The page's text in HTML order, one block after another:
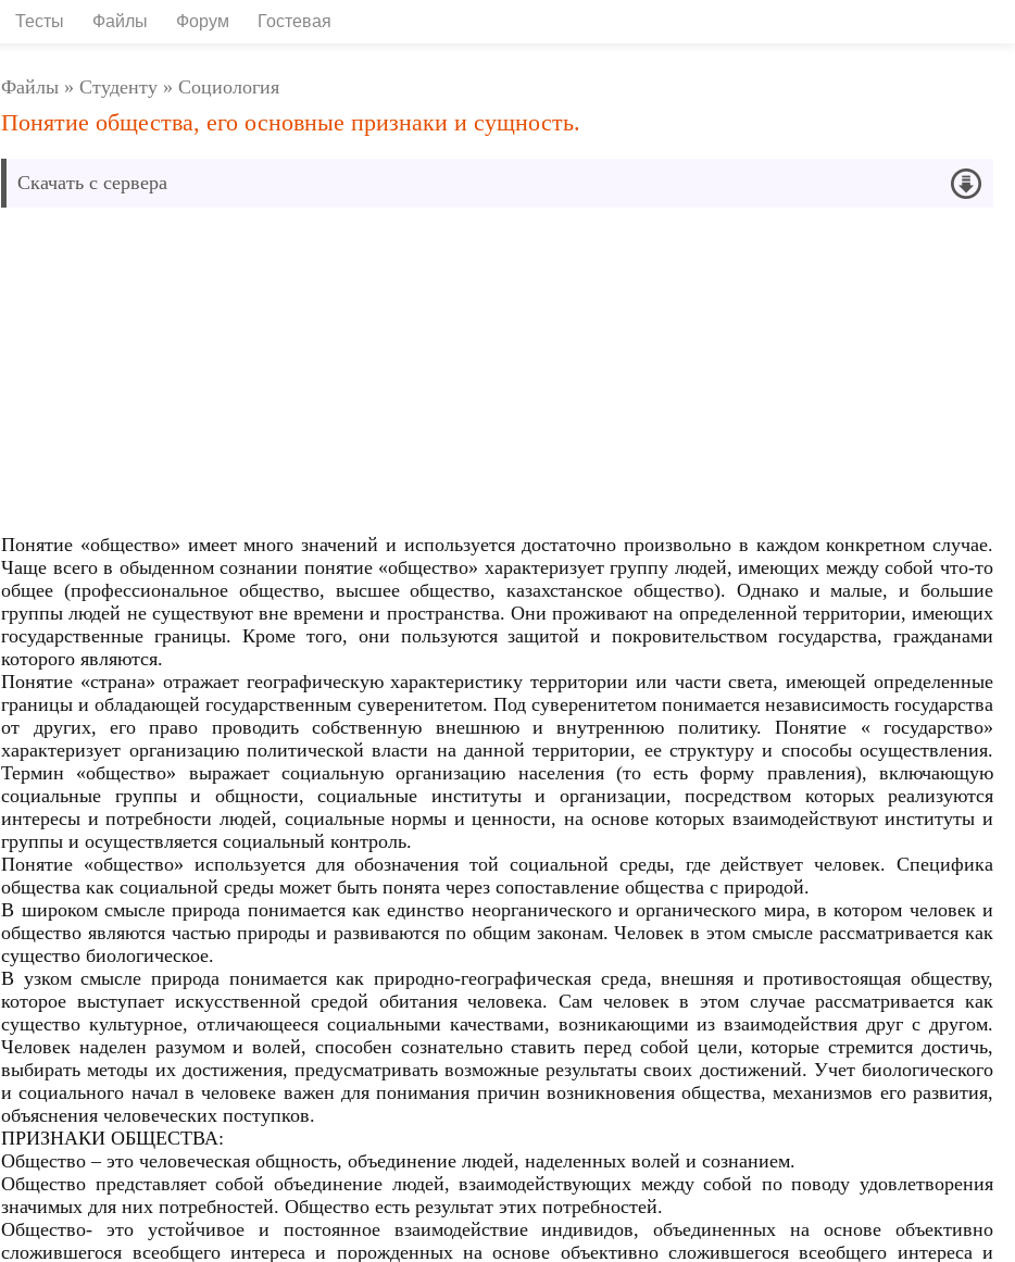
Тесты Файлы Форум Гостевая
Файлы »Студенту »Социология
Понятие общества, его основные признаки и сущность.
Скачать с сервера
Понятие «общество» имеет много значений и используется достаточно произвольно в каждом конкретном случае.
Чаще всего в обыденном сознании понятие «общество» характеризует группу людей, имеющих между собой что-то
общее (профессиональное общество, высшее общество, казахстанское общество). Однако и малые, и большие
группы людей не существуют вне времени и пространства. Они проживают на определенной территории, имеющих
государственные границы. Кроме того, они пользуются защитой и покровительством государства, гражданами
которого являются.
Понятие «страна» отражает географическую характеристику территории или части света, имеющей определенные
границы и обладающей государственным суверенитетом. Под суверенитетом понимается независимость государства
от других, его право проводить собственную внешнюю и внутреннюю политику. Понятие « государство»
характеризует организацию политической власти на данной территории, ее структуру и способы осуществления.
Термин «общество» выражает социальную организацию населения (то есть форму правления), включающую
социальные группы и общности, социальные институты и организации, посредством которых реализуются
интересы и потребности людей, социальные нормы и ценности, на основе которых взаимодействуют институты и
группы и осуществляется социальный контроль.
Понятие «общество» используется для обозначения той социальной среды, где действует человек. Специфика
общества как социальной среды может быть понята через сопоставление общества с природой.
В широком смысле природа понимается как единство неорганического и органического мира, в котором человек и
общество являются частью природы и развиваются по общим законам. Человек в этом смысле рассматривается как
существо биологическое.
В узком смысле природа понимается как природно-географическая среда, внешняя и противостоящая обществу,
которое выступает искусственной средой обитания человека. Сам человек в этом случае рассматривается как
существо культурное, отличающееся социальными качествами, возникающими из взаимодействия друг с другом.
Человек наделен разумом и волей, способен сознательно ставить перед собой цели, которые стремится достичь,
выбирать методы их достижения, предусматривать возможные результаты своих достижений. Учет биологического
и социального начал в человеке важен для понимания причин возникновения общества, механизмов его развития,
объяснения человеческих поступков.
ПРИЗНАКИ ОБЩЕСТВА:
Общество – это человеческая общность, объединение людей, наделенных волей и сознанием.
Общество представляет собой объединение людей, взаимодействующих между собой по поводу удовлетворения
значимых для них потребностей. Общество есть результат этих потребностей.
Общество- это устойчивое и постоянное взаимодействие индивидов, объединенных на основе объективно
сложившегося всеобщего интереса и порожденных на основе объективно сложившегося всеобщего интереса и